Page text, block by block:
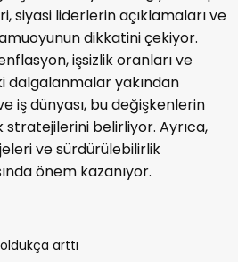
siyasi liderlerin açıklamaları ve
dikkatini çekiyor.
işsizlik oranları ve
dalgalanmalar yakından
iş dünyası, bu değişkenlerin
belirliyor. Ayrıca,
ve sürdürülebilirlik
önem kazanıyor.
arttı